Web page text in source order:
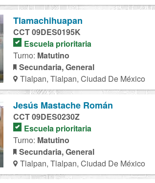
Tlamachihuapan
CCT 09DES0195K
Escuela prioritaria
Turno: Matutino
Secundaria, General
Tlalpan, Tlalpan, Ciudad De México
Jesús Mastache Román
CCT 09DES0230Z
Escuela prioritaria
Turno: Matutino
Secundaria, General
Tlalpan, Tlalpan, Ciudad De México